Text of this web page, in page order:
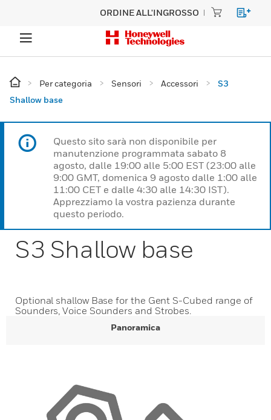
ORDINE ALL'INGROSSO
Per categoria Sensori Accessori
S3
Shallow base
Questo sito sarà non disponibile per
manutenzione programmata sabato 8
agosto, dalle 19:00 alle 5:00 EST (23:00 alle
9:00 GMT, domenica 9 agosto dalle 1:00 alle
11:00 CET e dalle 4:30 alle 14:30 IST).
Apprezziamo la vostra pazienza durante
questo periodo.
S3 Shallow base
Optional shallow Base for the Gent S-Cubed range of
Sounders, Voice Sounders and Strobes.
Panoramica